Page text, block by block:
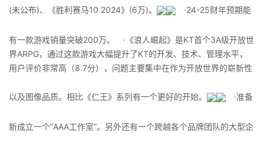
(未公布)、《胜利赛马10 2024》(6万)。 ·24-25财年预期能
有一款游戏销量突破200万。 ·《浪人崛起》是KT首个3A级开放世
界ARPG，通过这款游戏大幅提升了KT的开发、技术、管理水平，
用户评价非常高（8.7分），问题主要集中在作为开放世界的崭新性
以及图像品质。相比《仁王》系列有一个更好的开始。 ·准备
新成立一个“AAA工作室”。另外还有一个跨越各个品牌团队的大型企